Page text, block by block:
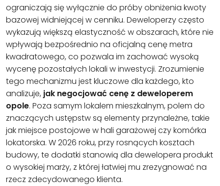
ograniczają się wyłącznie do próby obniżenia kwoty
bazowej widniejącej w cenniku. Deweloperzy często
wykazują większą elastyczność w obszarach, które nie
wpływają bezpośrednio na oficjalną cenę metra
kwadratowego, co pozwala im zachować wysoką
wycenę pozostałych lokali w inwestycji. Zrozumienie
tego mechanizmu jest kluczowe dla każdego, kto
analizuje, jak negocjować cenę z deweloperem
opole. Poza samym lokalem mieszkalnym, polem do
znaczących ustępstw są elementy przynależne, takie
jak miejsce postojowe w hali garażowej czy komórka
lokatorska. W 2026 roku, przy rosnących kosztach
budowy, te dodatki stanowią dla dewelopera produkt
o wysokiej marży, z której łatwiej mu zrezygnować na
rzecz zdecydowanego klienta.